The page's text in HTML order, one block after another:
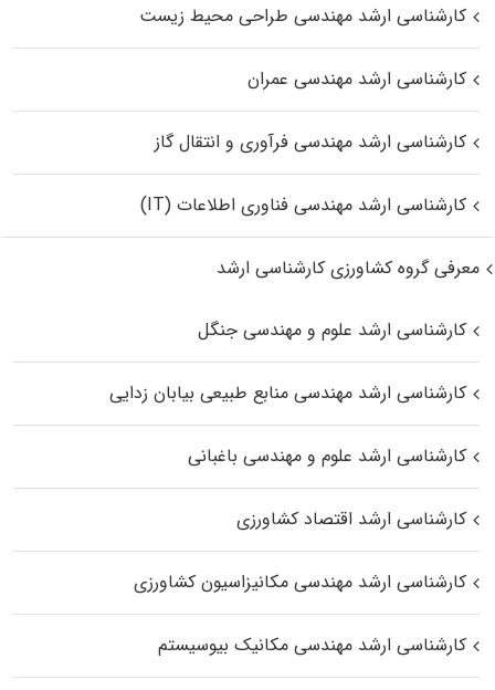
کارشناسی ارشد مهندسی طراحی محیط زیست
کارشناسی ارشد مهندسی عمران
کارشناسی ارشد مهندسی فرآوری و انتقال گاز
کارشناسی ارشد مهندسی فناوری اطلاعات (IT)
معرفی گروه کشاورزی کارشناسی ارشد
کارشناسی ارشد علوم و مهندسی جنگل
کارشناسی ارشد مهندسی منابع طبیعی بیابان زدایی
کارشناسی ارشد علوم و مهندسی باغبانی
کارشناسی ارشد اقتصاد کشاورزی
کارشناسی ارشد مهندسی مکانیزاسیون کشاورزی
کارشناسی ارشد مهندسی مکانیک بیوسیستم